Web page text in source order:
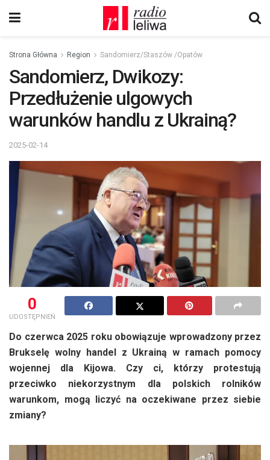
Strona Główna Region Sandomierz/Staszów /Opatów
Sandomierz, Dwikozy:
Przedłużenie ulgowych
warunków handlu z Ukrainą?
2025-02-14
0
UDOSTĘPNIEŃ
Do czerwca 2025 roku obowiązuje wprowadzony przez
Brukselę wolny handel z Ukrainą w ramach pomocy
wojennej dla Kijowa. Czy ci, którzy protestują
przeciwko niekorzystnym dla polskich rolników
warunkom, mogą liczyć na oczekiwane przez siebie
zmiany?